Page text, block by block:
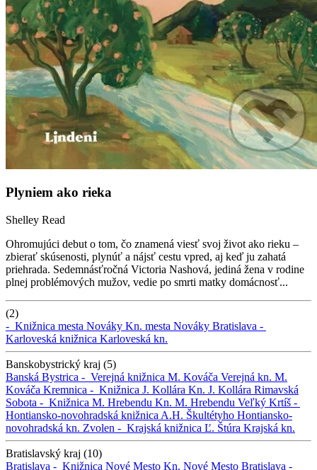
Plyniem ako rieka
Shelley Read
Ohromujúci debut o tom, čo znamená viesť svoj život ako rieku –
zbierať skúsenosti, plynúť a nájsť cestu vpred, aj keď ju zahatá
priehrada. Sedemnásťročná Victoria Nashová, jediná žena v rodine
plnej problémových mužov, vedie po smrti matky domácnosť...
(2)
- Knižnica mesta Nováky Kn. mesta Nováky Bratislava -
Karloveská knižnica Karloveská kn.
Banskobystrický kraj (5)
Banská Bystrica - Verejná knižnica M. Kováča Verejná kn. M.
Kováča Kremnica - Knižnica J. Kollára Kn. J. Kollára Rimavská
Sobota - Knižnica M. Hrebendu Kn. M. Hrebendu Veľký Krtíš -
Hontiansko-novohradská knižnica A.H. Škultétyho Hontiansko-
novohradská kn. Zvolen - Krajská knižnica Ľ. Štúra Krajská kn.
Bratislavský kraj (10)
Bratislava - Knižnica Nové Mesto Kn. Nové Mesto Bratislava -